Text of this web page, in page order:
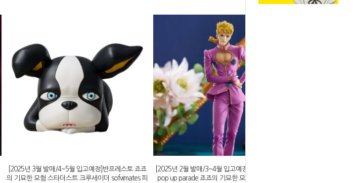
[2025년 3월 발매/4~5월 입고예정]반프레스토 죠죠
의 기묘한 모험 스타더스트 크루세이더 sofvimates 피
[2025년 2월 발매/3~4월 입고예정]굿스마일컴퍼니
pop up parade 죠죠의 기묘한 모험 죠르노 죠바나